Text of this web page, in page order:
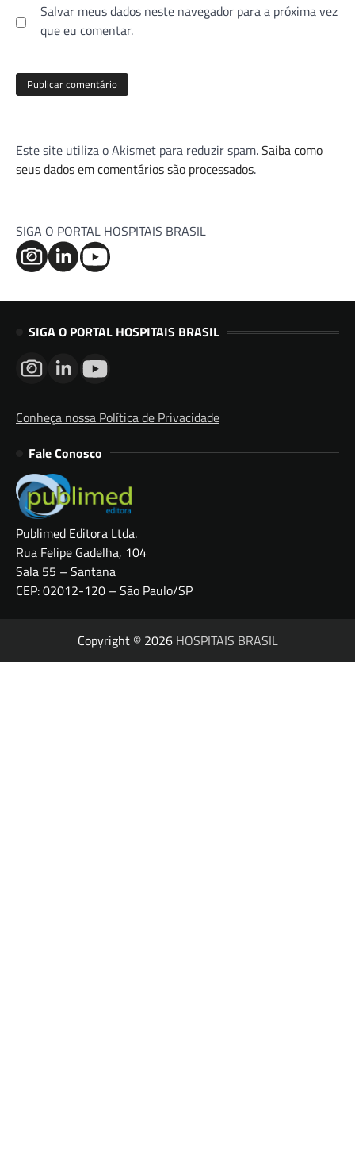
Salvar meus dados neste navegador para a próxima vez
que eu comentar.
Este site utiliza o Akismet para reduzir spam.Saiba como
seus dados em comentários são processados.
SIGA O PORTAL HOSPITAIS BRASIL
SIGA O PORTAL HOSPITAIS BRASIL
Conheça nossa Política de Privacidade
Fale Conosco
Publimed Editora Ltda.
Rua Felipe Gadelha, 104
Sala 55 – Santana
CEP: 02012-120 – São Paulo/SP
Copyright © 2026 HOSPITAIS BRASIL